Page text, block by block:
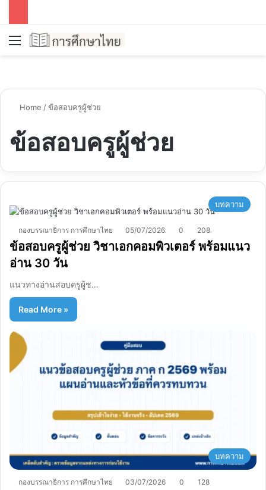
Menu
Home /ข้อสอบครูผู้ช่วย
ข้อสอบครูผู้ช่วย
บทความ
กองบรรณาธิการ การศึกษาไทย 05/07/2026 0 208
ข้อสอบครูผู้ช่วย วิชาเอกคอมพิวเตอร์ พร้อมแนว
อ่าน 30 วัน
แนวทางอ่านสอบครูผู้ช…
Read More »
บทความ
กองบรรณาธิการ การศึกษาไทย 03/07/2026 0 128